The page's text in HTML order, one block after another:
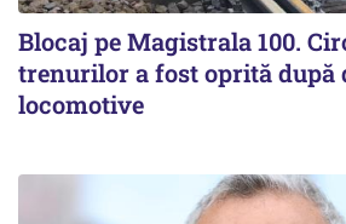
Blocaj pe Magistrala 100.
trenurilor a fost oprită după
locomotive